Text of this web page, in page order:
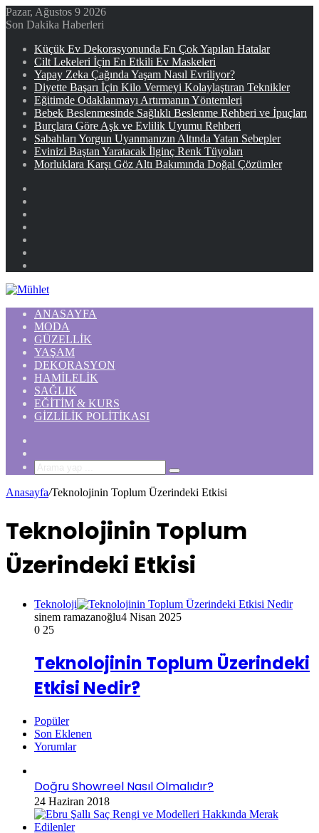
Pazar, Ağustos 9 2026
Son Dakika Haberleri
Küçük Ev Dekorasyonunda En Çok Yapılan Hatalar
Cilt Lekeleri İçin En Etkili Ev Maskeleri
Yapay Zeka Çağında Yaşam Nasıl Evriliyor?
Diyette Başarı İçin Kilo Vermeyi Kolaylaştıran Teknikler
Eğitimde Odaklanmayı Artırmanın Yöntemleri
Bebek Beslenmesinde Sağlıklı Beslenme Rehberi ve İpuçları
Burçlara Göre Aşk ve Evlilik Uyumu Rehberi
Sabahları Yorgun Uyanmanızın Altında Yatan Sebepler
Evinizi Baştan Yaratacak İlginç Renk Tüyoları
Morluklara Karşı Göz Altı Bakımında Doğal Çözümler
ANASAYFA
MODA
GÜZELLIK
YAŞAM
DEKORASYON
HAMILELIK
SAĞLIK
EĞITIM & KURS
GIZLILIK POLITIKASI
Arama
yap
...
Anasayfa/Teknolojinin Toplum Üzerindeki Etkisi
Teknolojinin Toplum
Üzerindeki Etkisi
Teknoloji
sinem ramazanoğlu4 Nisan 2025
0 25
Teknolojinin Toplum Üzerindeki
Etkisi Nedir?
Popüler
Son Eklenen
Yorumlar
Doğru Showreel Nasıl Olmalıdır?
24 Haziran 2018